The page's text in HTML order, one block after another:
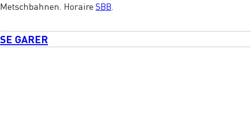
Metschbahnen. Horaire SBB.
SE GARER